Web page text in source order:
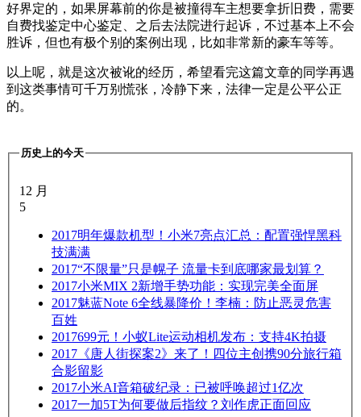
好界定的，如果屏幕前的你是被撞得车主想要拿折旧费，需要
自费找鉴定中心鉴定、之后去法院进行起诉，不过基本上不会
胜诉，但也有极个别的案例出现，比如非常新的豪车等等。
以上呢，就是这次被讹的经历，希望看完这篇文章的同学再遇
到这类事情可千万别慌张，冷静下来，法律一定是公平公正
的。
历史上的今天
12 月
5
2017明年爆款机型！小米7亮点汇总：配置强悍黑科
技满满
2017“不限量”只是幌子 流量卡到底哪家最划算？
2017小米MIX 2新增手势功能：实现完美全面屏
2017魅蓝Note 6全线暴降价！李楠：防止恶灵危害
百姓
2017699元！小蚁Lite运动相机发布：支持4K拍摄
2017 《唐人街探案2》来了！四位主创携90分旅行箱
合影留影
2017小米AI音箱破纪录：已被呼唤超过1亿次
2017一加5T为何要做后指纹？刘作虎正面回应